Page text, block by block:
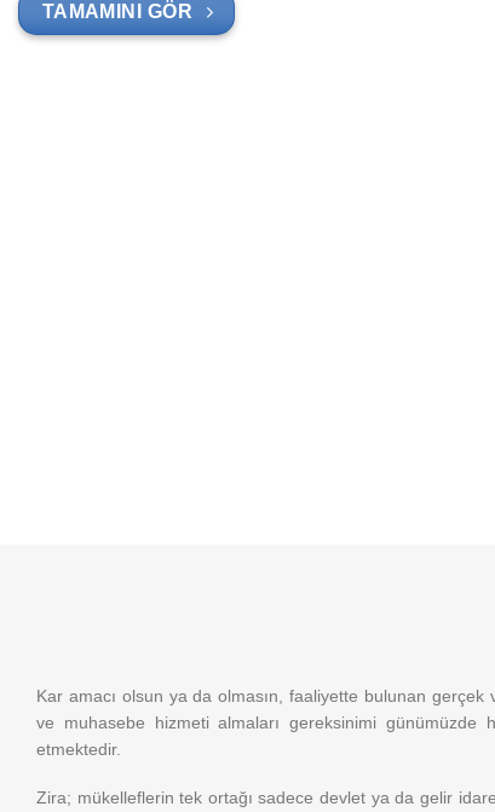
TAMAMINI GÖR
Kar amacı olsun ya da olmasın, faaliyette bulunan
ve muhasebe hizmeti almaları gereksinimi
etmektedir.
Zira; mükelleflerin tek ortağı sadece devlet ya da gelir